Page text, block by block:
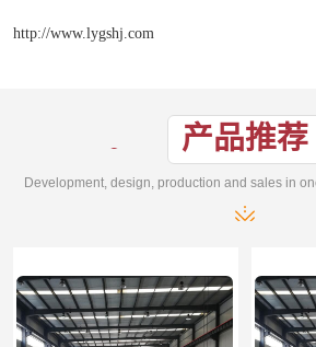
http://www.lygshj.com
产品推荐